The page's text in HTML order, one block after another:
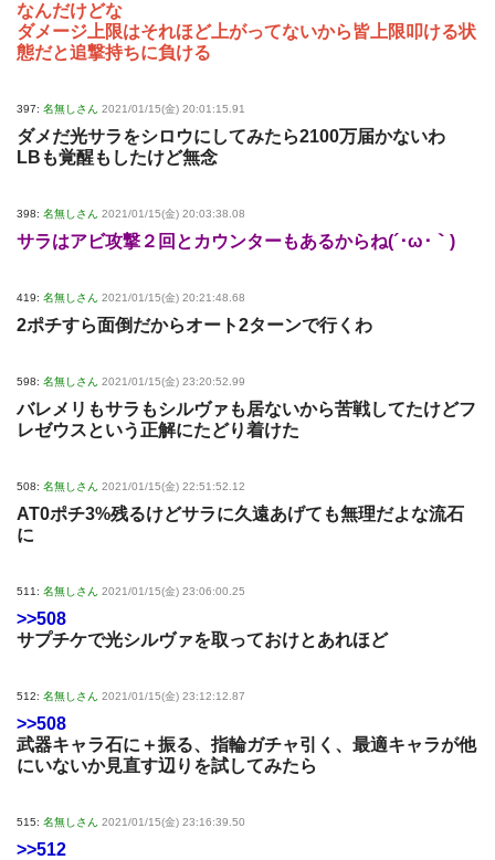
なんだけどな
ダメージ上限はそれほど上がってないから皆上限叩ける状
態だと追撃持ちに負ける
397: 名無しさん 2021/01/15(金) 20:01:15.91
ダメだ光サラをシロウにしてみたら2100万届かないわ
LBも覚醒もしたけど無念
398: 名無しさん 2021/01/15(金) 20:03:38.08
サラはアビ攻撃２回とカウンターもあるからね(´･ω･｀)
419: 名無しさん 2021/01/15(金) 20:21:48.68
2ポチすら面倒だからオート2ターンで行くわ
598: 名無しさん 2021/01/15(金) 23:20:52.99
バレメリもサラもシルヴァも居ないから苦戦してたけどフ
レゼウスという正解にたどり着けた
508: 名無しさん 2021/01/15(金) 22:51:52.12
AT0ポチ3%残るけどサラに久遠あげても無理だよな流石
に
511: 名無しさん 2021/01/15(金) 23:06:00.25
>>508
サプチケで光シルヴァを取っておけとあれほど
512: 名無しさん 2021/01/15(金) 23:12:12.87
>>508
武器キャラ石に＋振る、指輪ガチャ引く、最適キャラが他
にいないか見直す辺りを試してみたら
515: 名無しさん 2021/01/15(金) 23:16:39.50
>>512